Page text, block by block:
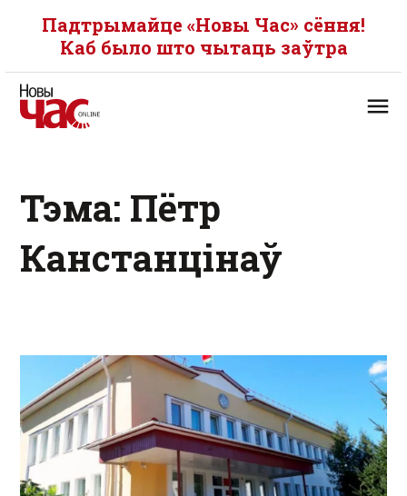
Падтрымайце «Новы Час» сёння!
Каб было што чытаць заўтра
Тэма: Пётр
Канстанцінаў